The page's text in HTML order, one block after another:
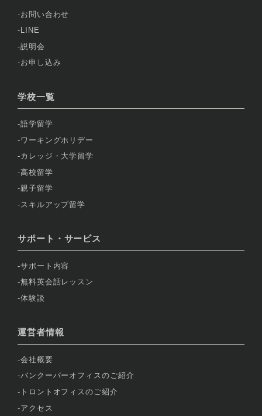
お問い合わせ
LINE
説明会
お申し込み
学校一覧
語学留学
ワーキングホリデー
カレッジ・大学留学
高校留学
親子留学
スキルアップ留学
サポート・サービス
サポート内容
無料英会話レッスン
体験談
運営者情報
会社概要
バンクーバーオフィスのご紹介
トロントオフィスのご紹介
アクセス